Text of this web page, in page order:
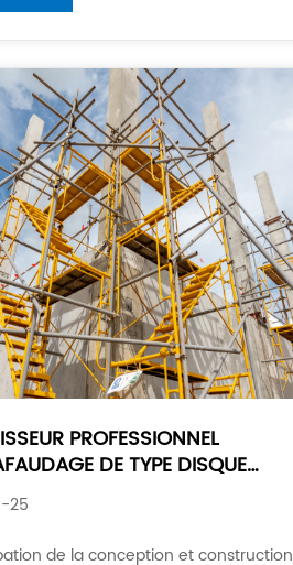
PROFESSIONNEL
DE TYPE DISQUE
À COMPRENDRE LE
LIÉ À LA SÉCURITÉ
25
de la conception et construction